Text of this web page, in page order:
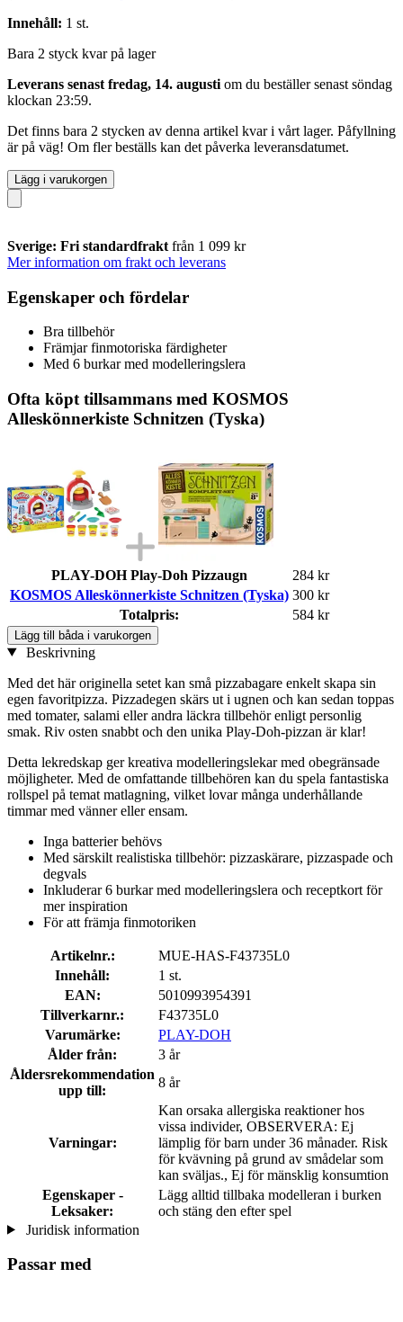
Innehåll: 1 st.
Bara 2 styck kvar på lager
Leverans senast fredag, 14. augusti om du beställer senast söndag
klockan 23:59.
Det finns bara 2 stycken av denna artikel kvar i vårt lager. Påfyllning
är på väg! Om fler beställs kan det påverka leveransdatumet.
Lägg i varukorgen
Sverige: Fri standardfrakt från 1 099 kr
Mer information om frakt och leverans
Egenskaper och fördelar
Bra tillbehör
Främjar finmotoriska färdigheter
Med 6 burkar med modelleringslera
Ofta köpt tillsammans med KOSMOS
Alleskönnerkiste Schnitzen (Tyska)
PLAY-DOH Play-Doh Pizzaugn
284 kr
KOSMOS Alleskönnerkiste Schnitzen (Tyska) 300 kr
Totalpris:
584 kr
Lägg till båda i varukorgen
Beskrivning
Med det här originella setet kan små pizzabagare enkelt skapa sin
egen favoritpizza. Pizzadegen skärs ut i ugnen och kan sedan toppas
med tomater, salami eller andra läckra tillbehör enligt personlig
smak. Riv osten snabbt och den unika Play-Doh-pizzan är klar!
Detta lekredskap ger kreativa modelleringslekar med obegränsade
möjligheter. Med de omfattande tillbehören kan du spela fantastiska
rollspel på temat matlagning, vilket lovar många underhållande
timmar med vänner eller ensam.
Inga batterier behövs
Med särskilt realistiska tillbehör: pizzaskärare, pizzaspade och
degvals
Inkluderar 6 burkar med modelleringslera och receptkort för
mer inspiration
För att främja finmotoriken
Artikelnr.:
MUE-HAS-F43735L0
Innehåll:
1 st.
EAN:
5010993954391
Tillverkarnr.:
F43735L0
Varumärke:
PLAY-DOH
Ålder från:
3 år
Åldersrekommendation
upp till:
8 år
Varningar:
Kan orsaka allergiska reaktioner hos
vissa individer, OBSERVERA: Ej
lämplig för barn under 36 månader. Risk
för kvävning på grund av smådelar som
kan sväljas., Ej för mänsklig konsumtion
Egenskaper -
Leksaker:
Lägg alltid tillbaka modelleran i burken
och stäng den efter spel
Juridisk information
Passar med